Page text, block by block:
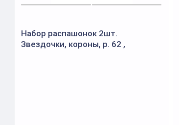
Набор распашонок 2шт.
Звездочки, короны, р. 62 ,